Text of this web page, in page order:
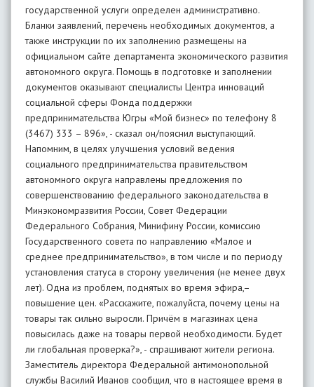
государственной услуги определен административно.
Бланки заявлений, перечень необходимых документов, а
также инструкции по их заполнению размещены на
официальном сайте департамента экономического развития
автономного округа. Помощь в подготовке и заполнении
документов оказывают специалисты Центра инноваций
социальной сферы Фонда поддержки
предпринимательства Югры «Мой бизнес» по телефону 8
(3467) 333 – 896», - сказал он/пояснил выступающий.
Напомним, в целях улучшения условий ведения
социального предпринимательства правительством
автономного округа направлены предложения по
совершенствованию федерального законодательства в
Минэкономразвития России, Совет Федерации
Федерального Собрания, Минифину России, комиссию
Государственного совета по направлению «Малое и
среднее предпринимательство», в том числе и по периоду
установления статуса в сторону увеличения (не менее двух
лет). Одна из проблем, поднятых во время эфира,–
повышение цен. «Расскажите, пожалуйста, почему цены на
товары так сильно выросли. Причём в магазинах цена
повысилась даже на товары первой необходимости. Будет
ли глобальная проверка?», - спрашивают жители региона.
Заместитель директора Федеральной антимонопольной
службы Василий Иванов сообщил, что в настоящее время в